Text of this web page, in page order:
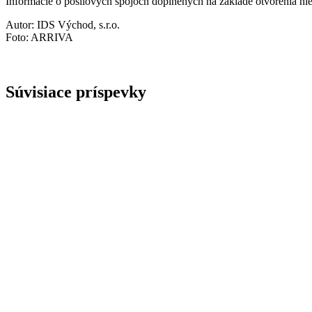
Autor: IDS Východ, s.r.o.
Foto: ARRIVA
Súvisiace príspevky